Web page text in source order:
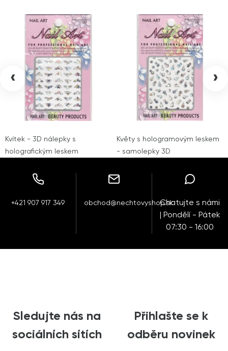
Kvítek - 3D nálepky s
holografickým leskem
Květy s hologramovým leskem
- samolepky 3D
‹ ›
+421 907 917 349 obchod@nechtovyshop.skChatujte s námi
| Pondělí - Pátek
07:30 - 16:00
Sledujte nás na
sociálních sítích
Přihlašte se k
odběru novinek